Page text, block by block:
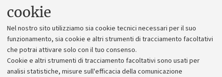
cookie
Nel nostro sito utilizziamo sia cookie tecnici necessari per il suo
funzionamento, sia cookie e altri strumenti di tracciamento facoltativi
che potrai attivare solo con il tuo consenso.
Cookie e altri strumenti di tracciamento facoltativi sono usati per
analisi statistiche, misure sull'efficacia della comunicazione
Alumni community
Piano strategico
Bilanci